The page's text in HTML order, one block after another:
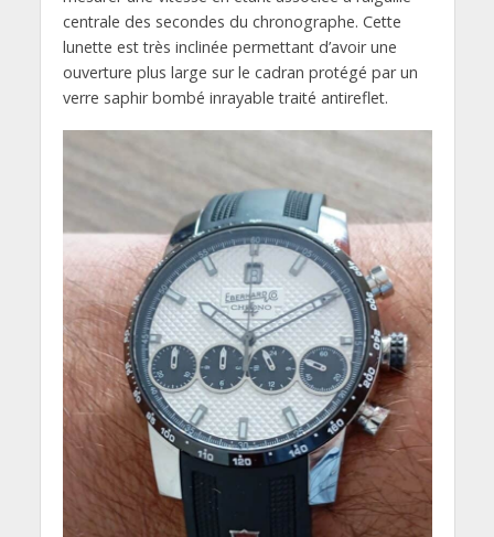
centrale des secondes du chronographe. Cette
lunette est très inclinée permettant d’avoir une
ouverture plus large sur le cadran protégé par un
verre saphir bombé inrayable traité antireflet.